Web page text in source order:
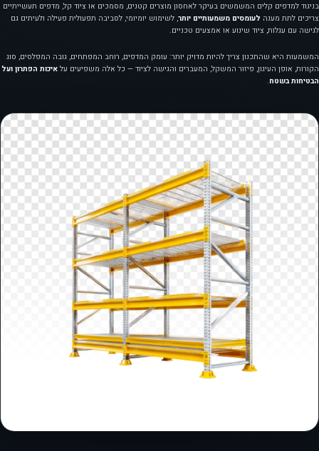
בניגוד למדפים קלים המשמשים בעיקר לאחסון מוצרים קטנים, מסמכים או ציוד קל, מדפים תעשייתיים
צריכים לתת מענה לעומסים משמעותיים יותר, לשימוש יומיומי, לסביבה תפעולית פעילה ולעיתים גם
לגישה עם עגלות, ציוד שינוע או אמצעים טכניים.
המשמעות היא שהתכנון צריך להיות מדויק יותר: עומק המדפים, רוחב המפתחים, גובה המפלסים, סוג
הקורות, אופן העיגון, פיזור המשקל, המעברים והגישה לציוד — כל אלה משפיעים על איכות הפתרון ועל
הבטיחות בשטח.